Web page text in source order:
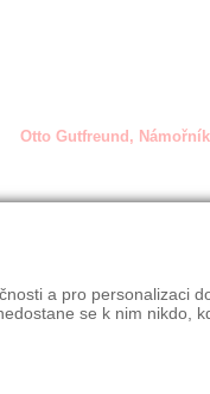
Otto Gutfreund, Námořník
a pro personalizaci
se k nim nikdo,